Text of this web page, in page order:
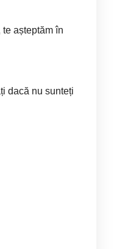
așteptăm în
dacă nu sunteți